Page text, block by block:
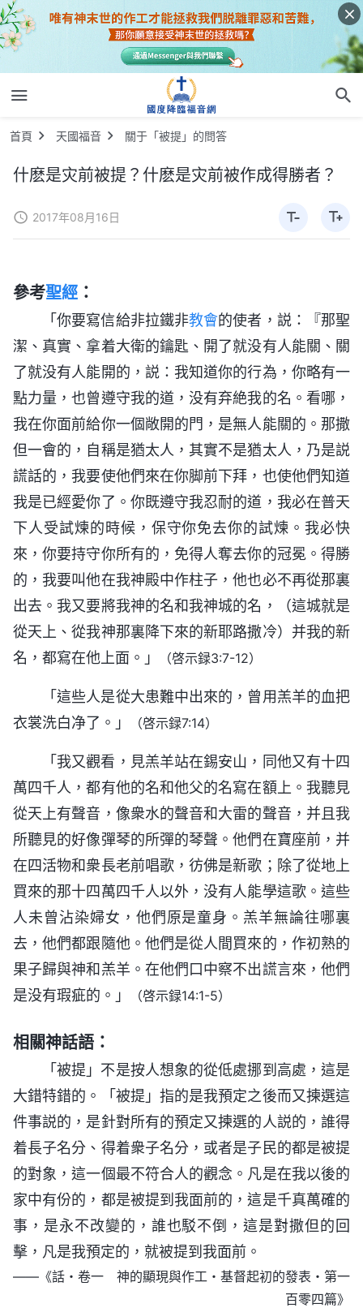
首頁 天國福音 關于「被提」的問答
什麽是灾前被提？什麽是灾前被作成得勝者？
2017年08月16日
參考聖經 ：
「你要寫信給非拉鐵非教會的使者，説：『那聖
潔、真實、拿着大衛的鑰匙、開了就没有人能關、關
了就没有人能開的，説：我知道你的行為，你略有一
點力量，也曾遵守我的道，没有弃絶我的名。看哪，
我在你面前給你一個敞開的門，是無人能關的。那撒
但一會的，自稱是猶太人，其實不是猶太人，乃是説
謊話的，我要使他們來在你脚前下拜，也使他們知道
我是已經愛你了。你既遵守我忍耐的道，我必在普天
下人受試煉的時候，保守你免去你的試煉。我必快
來，你要持守你所有的，免得人奪去你的冠冕。得勝
的，我要叫他在我神殿中作柱子，他也必不再從那裏
出去。我又要將我神的名和我神城的名，（這城就是
從天上、從我神那裏降下來的新耶路撒冷）并我的新
名，都寫在他上面。」
（啓示録3:7-12）
「這些人是從大患難中出來的，曾用羔羊的血把
衣裳洗白净了。」
（啓示録7:14）
「我又觀看，見羔羊站在錫安山，同他又有十四
萬四千人，都有他的名和他父的名寫在額上。我聽見
從天上有聲音，像衆水的聲音和大雷的聲音，并且我
所聽見的好像彈琴的所彈的琴聲。他們在寶座前，并
在四活物和衆長老前唱歌，彷佛是新歌；除了從地上
買來的那十四萬四千人以外，没有人能學這歌。這些
人未曾沾染婦女，他們原是童身。羔羊無論往哪裏
去，他們都跟隨他。他們是從人間買來的，作初熟的
果子歸與神和羔羊。在他們口中察不出謊言來，他們
是没有瑕疵的。」
（啓示録14:1-5）
相關神話語：
「被提」不是按人想象的從低處挪到高處，這是
大錯特錯的。「被提」指的是我預定之後而又揀選這
件事説的，是針對所有的預定又揀選的人説的，誰得
着長子名分、得着衆子名分，或者是子民的都是被提
的對象，這一個最不符合人的觀念。凡是在我以後的
家中有份的，都是被提到我面前的，這是千真萬確的
事，是永不改變的，誰也駁不倒，這是對撒但的回
擊，凡是我預定的，就被提到我面前。
——《話・卷一 神的顯現與作工・基督起初的發表・第一
百零四篇》